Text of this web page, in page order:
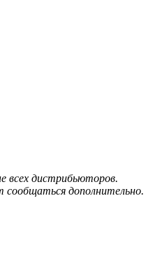
всех дистрибьюторов.
сообщаться дополнительно.